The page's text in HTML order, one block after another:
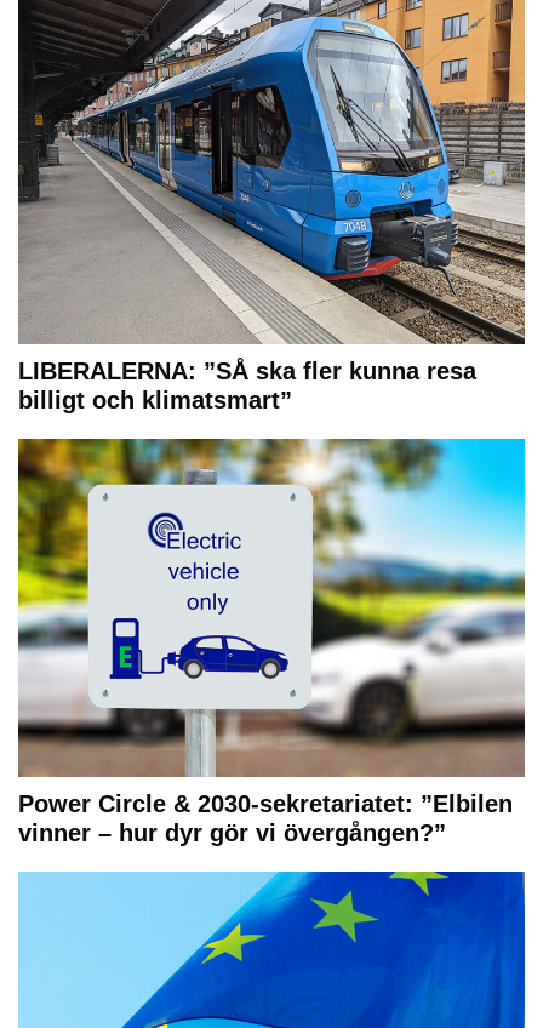
LIBERALERNA: ”SÅ ska fler kunna resa
billigt och klimatsmart”
Power Circle & 2030-sekretariatet: ”Elbilen
vinner – hur dyr gör vi övergången?”